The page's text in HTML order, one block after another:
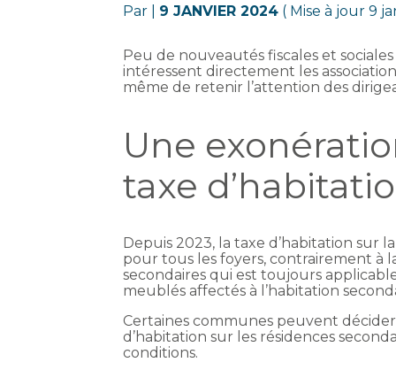
Par 9 JANVIER 2024 ( Mise à jour 9
Peu de nouveautés fiscales et
intéressent directement les
même de retenir l’attention des
Une
taxe
Depuis 2023, la taxe d’habitation sur
pour tous les foyers, contrairement à
secondaires qui est toujours
meublés affectés à l’habitation
Certaines communes peuvent
d’habitation sur les résidences
conditions.